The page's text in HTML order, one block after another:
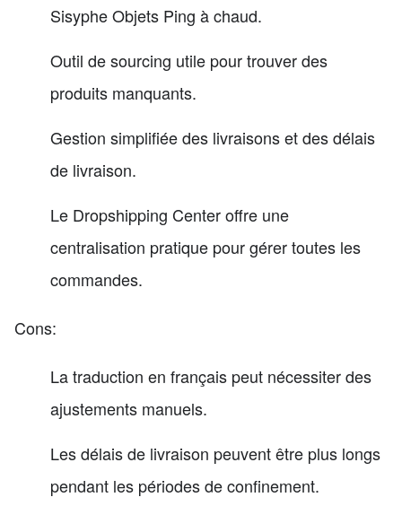
Sisyphe Objets Ping à chaud.
Outil de sourcing utile pour trouver des
produits manquants.
Gestion simplifiée des livraisons et des délais
de livraison.
Le Dropshipping Center offre une
centralisation pratique pour gérer toutes les
commandes.
Cons:
La traduction en français peut nécessiter des
ajustements manuels.
Les délais de livraison peuvent être plus longs
pendant les périodes de confinement.